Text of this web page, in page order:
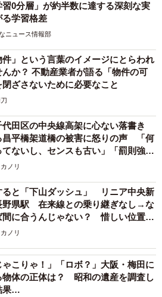
習0分層」が約半数に達する深刻な実
る学習格差
ニュース情報部
件」という言葉のイメージにとらわれ
んか？ 不動産業者が語る「物件の可
ざさないために必要なこと
代田区の中央線高架に心ない落書き
昌平橋架道橋の被害に怒りの声 「何
てないし、センスも古い」「罰則強化
ノリ
ると「下山ダッシュ」 リニア中央新
野県駅 在来線との乗り継ぎなし→な
間に合うんじゃない？ 惜しい位置関
ノリ
ゃこりゃ！」「ロボ？」大阪・梅田に
物体の正体は？ 昭和の遺産を調査し
果…